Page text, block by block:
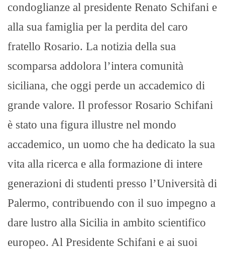
condoglianze al presidente Renato Schifani e
alla sua famiglia per la perdita del caro
fratello Rosario. La notizia della sua
scomparsa addolora l’intera comunità
siciliana, che oggi perde un accademico di
grande valore. Il professor Rosario Schifani
è stato una figura illustre nel mondo
accademico, un uomo che ha dedicato la sua
vita alla ricerca e alla formazione di intere
generazioni di studenti presso l’Università di
Palermo, contribuendo con il suo impegno a
dare lustro alla Sicilia in ambito scientifico
europeo. Al Presidente Schifani e ai suoi